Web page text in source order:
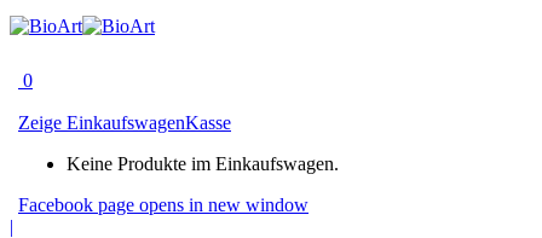
0
Zeige EinkaufswagenKasse
Keine Produkte im Einkaufswagen.
Facebook page opens in new window
|